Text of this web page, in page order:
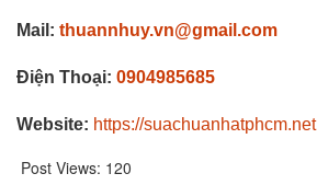
Mail: thuannhuy.vn@gmail.com
Điện Thoại: 0904985685
Website: https://suachuanhatphcm.net
Post Views: 120